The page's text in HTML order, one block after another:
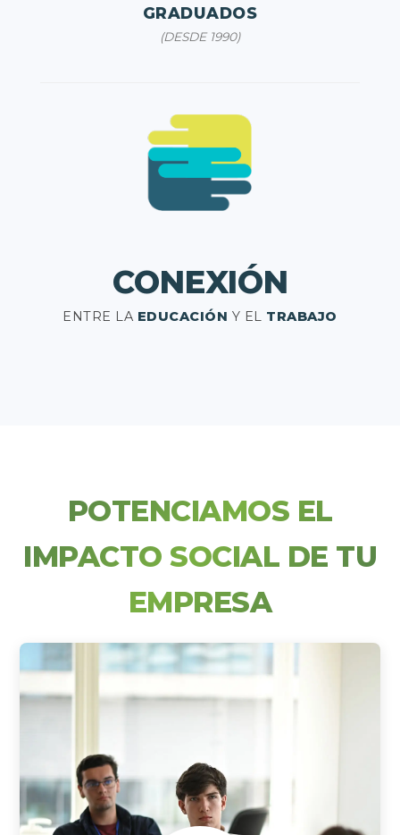
GRADUADOS
(DESDE 1990)
CONEXIÓN
ENTRE LA EDUCACIÓN Y EL TRABAJO
POTENCIAMOS EL
IMPACTO SOCIAL DE TU
EMPRESA